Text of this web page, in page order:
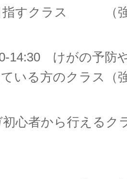
指すクラス （強
14:30 けがの予防
いる方のクラス（
心者から行えるク